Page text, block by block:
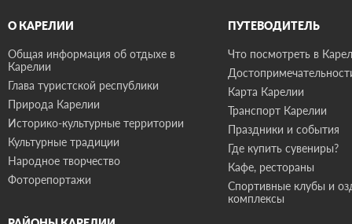
О КАРЕЛИИ
Общая информация об отдыхе в
Карелии
Глава туристской республики
Природа Карелии
Историко-культурные территории
Культурные традиции
Народное творчество
Фоторепортажи
ПУТЕВОДИТЕЛЬ
Что посмотреть в
Карта Карелии
Транспорт Карелии
Праздники и события
Где купить сувениры?
Кафе, рестораны
Спортивные клубы и
комплексы